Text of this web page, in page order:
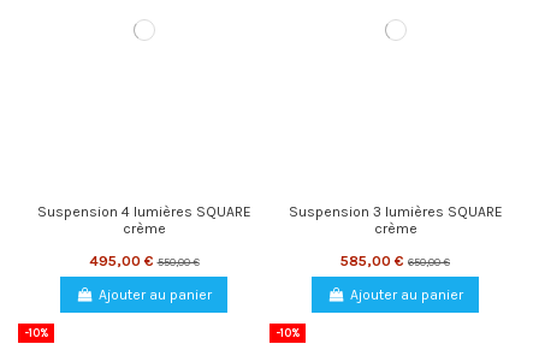
Suspension 4 lumières SQUARE
crème
495,00 € 550,00 €
Ajouter au panier
Suspension 3 lumières SQUARE
crème
585,00 € 650,00 €
Ajouter au panier
-10% -10%